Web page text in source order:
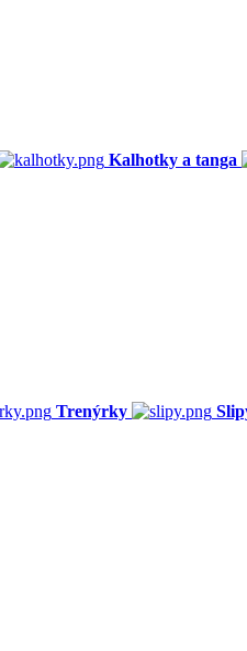
Kalhotky a tanga
Trenýrky